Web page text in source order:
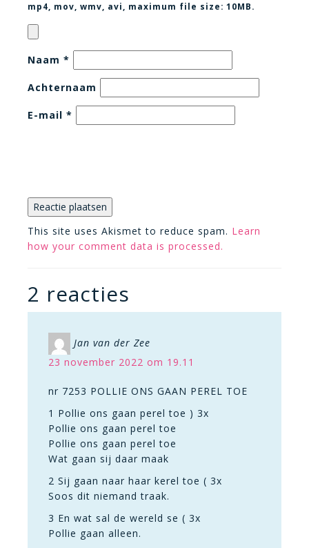
mp4, mov, wmv, avi
, maximum file size: 10MB.
Naam *
Achternaam
E-mail *
This site uses Akismet to reduce spam. Learn
how your comment data is processed.
2 reacties
Jan van der Zee
23 november 2022 om 19.11
nr 7253 POLLIE ONS GAAN PEREL TOE
1 Pollie ons gaan perel toe ) 3x
Pollie ons gaan perel toe
Pollie ons gaan perel toe
Wat gaan sij daar maak
2 Sij gaan naar haar kerel toe ( 3x
Soos dit niemand traak.
3 En wat sal de wereld se ( 3x
Pollie gaan alleen.